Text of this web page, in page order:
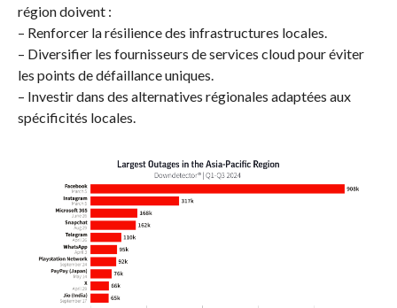
région doivent :
– Renforcer la résilience des infrastructures locales.
– Diversifier les fournisseurs de services cloud pour éviter
les points de défaillance uniques.
– Investir dans des alternatives régionales adaptées aux
spécificités locales.